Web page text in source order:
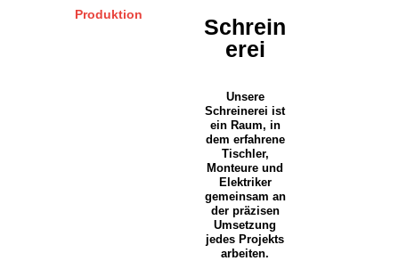
Produktion
Schrein
erei
Unsere
Schreinerei ist
ein Raum, in
dem erfahrene
Tischler,
Monteure und
Elektriker
gemeinsam an
der präzisen
Umsetzung
jedes Projekts
arbeiten.